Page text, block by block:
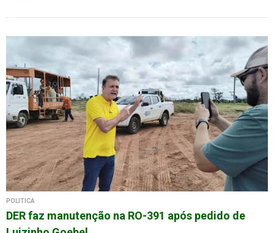
POLÍTICA
DER faz manutenção na RO-391 após pedido de